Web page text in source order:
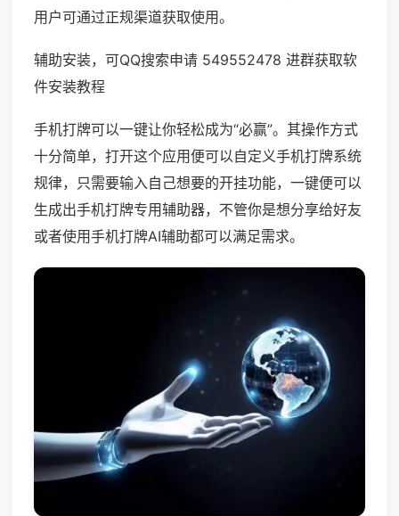
用户可通过正规渠道获取使用。
辅助安装，可QQ搜索申请 549552478 进群获取软
件安装教程
手机打牌可以一键让你轻松成为“必赢”。其操作方式
十分简单，打开这个应用便可以自定义手机打牌系统
规律，只需要输入自己想要的开挂功能，一键便可以
生成出手机打牌专用辅助器，不管你是想分享给好友
或者使用手机打牌AI辅助都可以满足需求。